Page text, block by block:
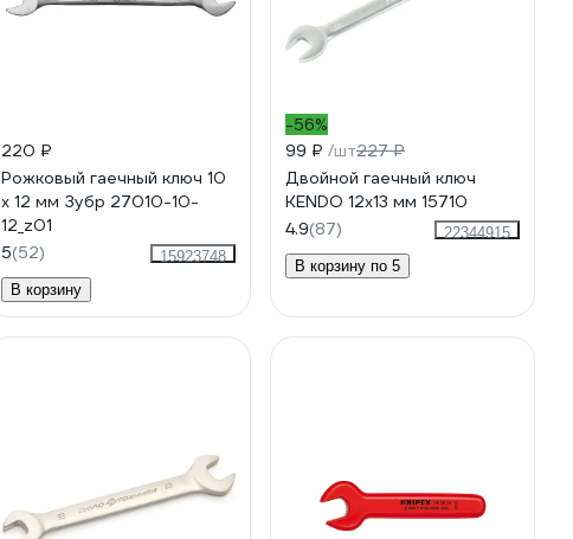
220 ₽
Рожковый гаечный ключ 10
x 12 мм Зубр 27010-10-
12_z01
5(52)
15923748
В корзину
-56%
99 ₽ /шт227 ₽
Двойной гаечный ключ
KENDO 12x13 мм 15710
4.9(87)
22344915
В корзину по 5